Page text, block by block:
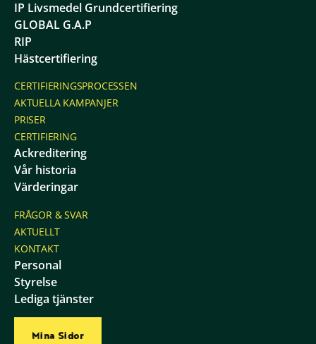
IP Livsmedel Grundcertifiering
GLOBAL G.A.P
RIP
Hästcertifiering
CERTIFIERINGSPROCESSEN
AKTUELLA KAMPANJER
PRISER
CERTIFIERING
Ackreditering
Vår historia
Värderingar
FRÅGOR & SVAR
AKTUELLT
KONTAKT
Personal
Styrelse
Lediga tjänster
Mina Sidor